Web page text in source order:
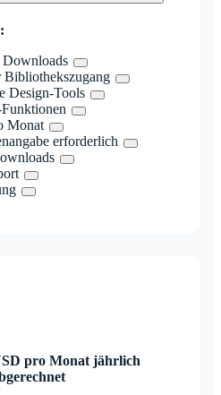
Downloads
Bibliothekszugang
Design-Tools
Monat
erforderlich
pro Monat jährlich